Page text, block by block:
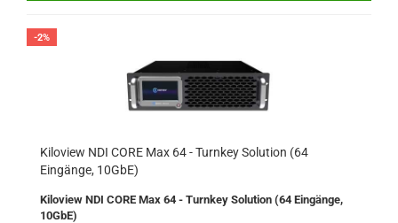
-2%
Kiloview NDI CORE Max 64 - Turnkey Solution (64
Eingänge, 10GbE)
Kiloview NDI CORE Max 64 - Turnkey Solution (64 Eingänge,
10GbE)